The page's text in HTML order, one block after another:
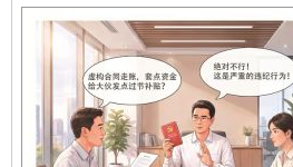
揭开“小金库”的免责幌子